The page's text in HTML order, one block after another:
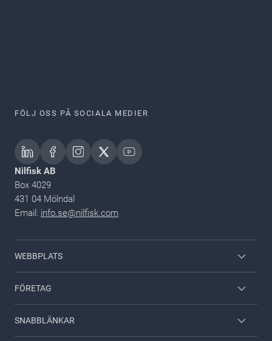
FÖLJ OSS PÅ SOCIALA MEDIER
Nilfisk AB
Box 4029
431 04 Mölndal
Email: info.se@nilfisk.com
WEBBPLATS
Viper
FÖRETAG
Om Nilfisk
SNABBLÄNKAR